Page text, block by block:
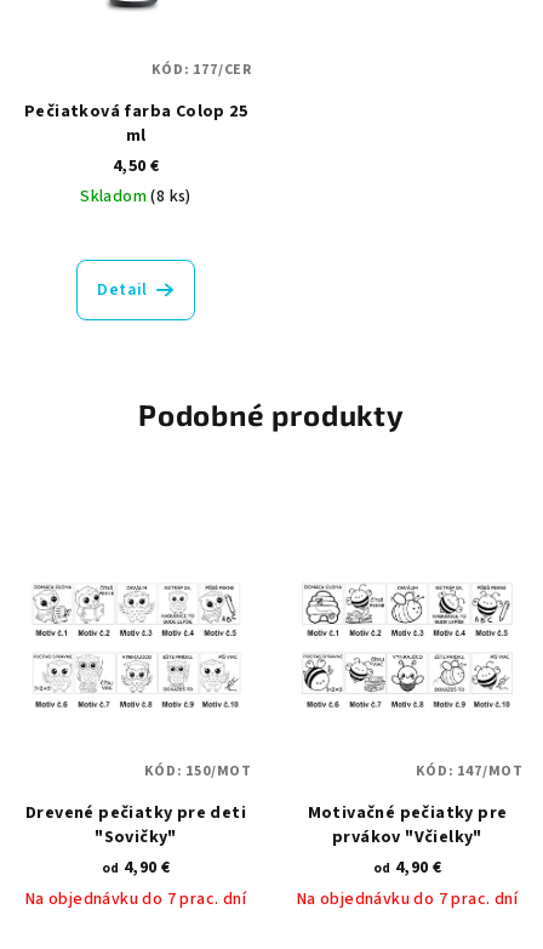
Pečiatková farba Colop 25
ml
4,50 €
Skladom(8 ks)
Detail
KÓD: 177/CER
Podobné produkty
Drevené pečiatky pre deti
"Sovičky"
od 4,90 €
Na objednávku do 7 prac. dní
KÓD: 150/MOT
Motivačné pečiatky pre
prvákov "Včielky"
od 4,90 €
Na objednávku do 7 prac. dní
KÓD: 147/MOT